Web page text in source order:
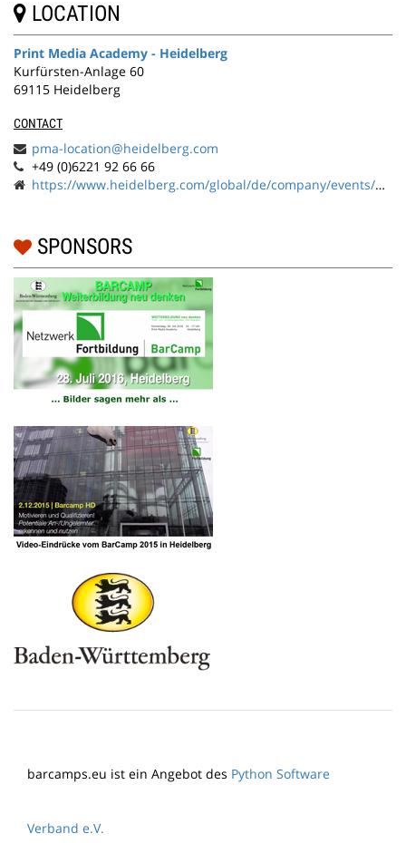
LOCATION
Print Media Academy - Heidelberg
Kurfürsten-Anlage 60
69115 Heidelberg
CONTACT
pma-location@heidelberg.com
+49 (0)6221 92 66 66
https://www.heidelberg.com/global/de/company/events/print_media_academy/print_media_academy_1/print_media_academy_1.jsp
SPONSORS
barcamps.eu ist ein Angebot des Python Software
Verband e.V.